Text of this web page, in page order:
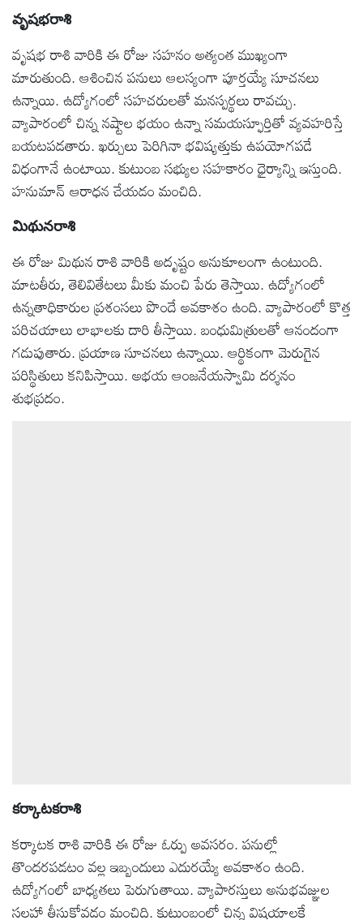
వృషభరాశి
వృషభ రాశి వారికి ఈ రోజు సహనం అత్యంత ముఖ్యంగా
మారుతుంది. ఆశించిన పనులు ఆలస్యంగా పూర్తయ్యే సూచనలు
ఉన్నాయి. ఉద్యోగంలో సహచరులతో మనస్పర్థలు రావచ్చు.
వ్యాపారంలో చిన్న నష్టాల భయం ఉన్నా సమయస్ఫూర్తితో వ్యవహరిస్తే
బయటపడతారు. ఖర్చులు పెరిగినా భవిష్యత్తుకు ఉపయోగపడే
విధంగానే ఉంటాయి. కుటుంబ సభ్యుల సహకారం ధైర్యాన్ని ఇస్తుంది.
హనుమాన్ ఆరాధన చేయడం మంచిది.
మిథునరాశి
ఈ రోజు మిథున రాశి వారికి అదృష్టం అనుకూలంగా ఉంటుంది.
మాటతీరు, తెలివితేటలు మీకు మంచి పేరు తెస్తాయి. ఉద్యోగంలో
ఉన్నతాధికారుల ప్రశంసలు పొందే అవకాశం ఉంది. వ్యాపారంలో కొత్త
పరిచయాలు లాభాలకు దారి తీస్తాయి. బంధుమిత్రులతో ఆనందంగా
గడుపుతారు. ప్రయాణ సూచనలు ఉన్నాయి. ఆర్థికంగా మెరుగైన
పరిస్థితులు కనిపిస్తాయి. అభయ ఆంజనేయస్వామి దర్శనం
శుభప్రదం.
కర్కాటకరాశి
కర్కాటక రాశి వారికి ఈ రోజు ఓర్పు అవసరం. పనుల్లో
తొందరపడటం వల్ల ఇబ్బందులు ఎదురయ్యే అవకాశం ఉంది.
ఉద్యోగంలో బాధ్యతలు పెరుగుతాయి. వ్యాపారస్తులు అనుభవజ్ఞుల
సలహా తీసుకోవడం మంచిది. కుటుంబంలో చిన్న విషయాలకే